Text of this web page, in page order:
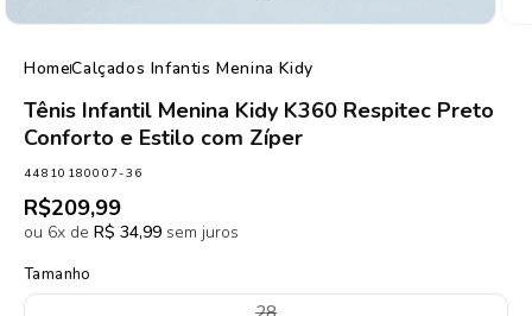
HomeCalçados Infantis Menina Kidy
Tênis Infantil Menina Kidy K360 Respitec Preto
Conforto e Estilo com Zíper
SKU:
44810180007-36
Preço
normal
R$209,99
ou 6x de R$ 34,99 sem juros
Tamanho
Variante